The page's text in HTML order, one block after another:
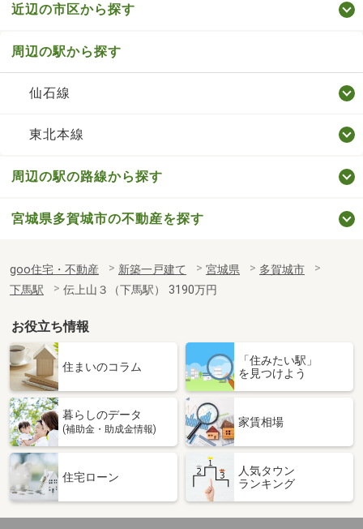
近辺の市区から探す
周辺の駅から探す
仙石線
東北本線
周辺の駅の路線から探す
宮城県多賀城市の不動産を探す
goo住宅・不動産 新築一戸建て 宮城県
多賀城市
下馬駅
伝上山３（下馬駅） 3190万円
お役立ち情報
住まいのコラム
「住みたい駅」
を見つけよう
暮らしのデータ
(補助金・助成金情報)
家賃相場
住宅ローン
人気タウン
ランキング